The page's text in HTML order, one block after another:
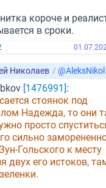
короче и
в сроки.
Николаев / @AleksNikol
[1476991]:
стоянок под
Надежда, то они
просто
сильно
Гольского к месту
двух его истоков,